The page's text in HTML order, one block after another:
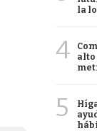
la
4
alto
5